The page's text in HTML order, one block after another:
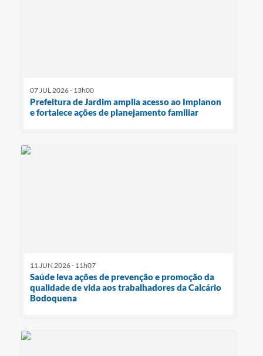
07 JUL 2026 - 13h00
Prefeitura de Jardim amplia acesso ao Implanon
e fortalece ações de planejamento familiar
11 JUN 2026 - 11h07
Saúde leva ações de prevenção e promoção da
qualidade de vida aos trabalhadores da Calcário
Bodoquena